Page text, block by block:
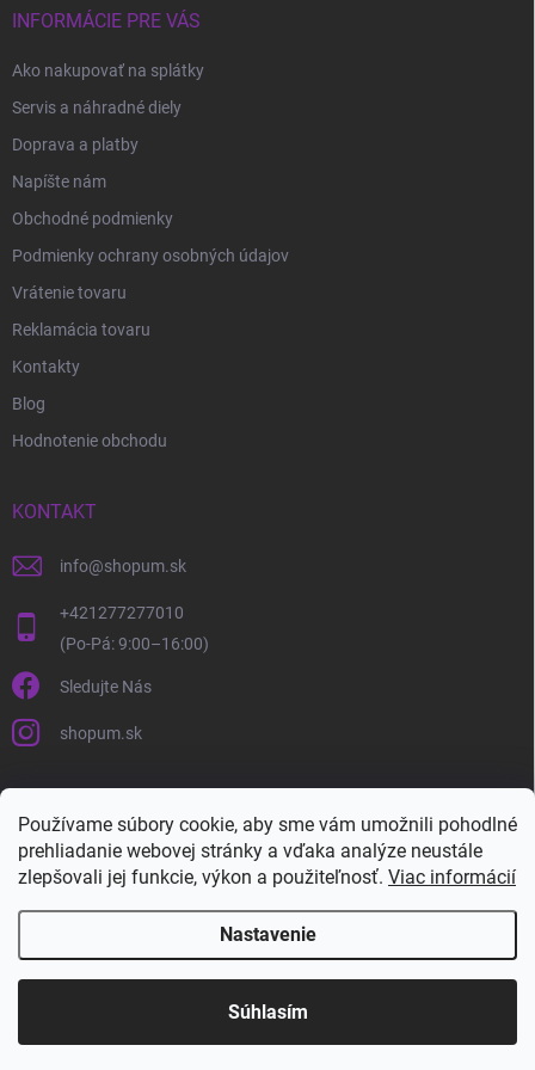
Používame súbory cookie, aby sme vám umožnili pohodlné
prehliadanie webovej stránky a vďaka analýze neustále
zlepšovali jej funkcie, výkon a použiteľnosť. Viac informácií
Nastavenie
Súhlasím
INFORMÁCIE PRE VÁS
Ako nakupovať na splátky
Servis a náhradné diely
Doprava a platby
Napíšte nám
Obchodné podmienky
Podmienky ochrany osobných údajov
Vrátenie tovaru
Reklamácia tovaru
Kontakty
Blog
Hodnotenie obchodu
KONTAKT
info@shopum.sk
+421277277010
Sledujte Nás
shopum.sk
Shopum.sk . Všetky práva vyhradené.